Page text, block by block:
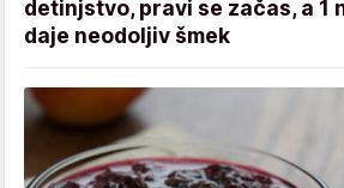
detinjstvo, pravi se začas, a 1
daje neodoljiv šmek